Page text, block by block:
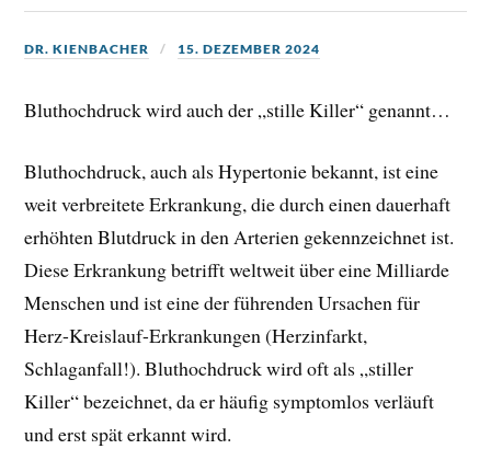
DR. KIENBACHER 15. DEZEMBER 2024
Bluthochdruck wird auch der „stille Killer“ genannt…
Bluthochdruck, auch als Hypertonie bekannt, ist eine
weit verbreitete Erkrankung, die durch einen dauerhaft
erhöhten Blutdruck in den Arterien gekennzeichnet ist.
Diese Erkrankung betrifft weltweit über eine Milliarde
Menschen und ist eine der führenden Ursachen für
Herz-Kreislauf-Erkrankungen (Herzinfarkt,
Schlaganfall!). Bluthochdruck wird oft als „stiller
Killer“ bezeichnet, da er häufig symptomlos verläuft
und erst spät erkannt wird.